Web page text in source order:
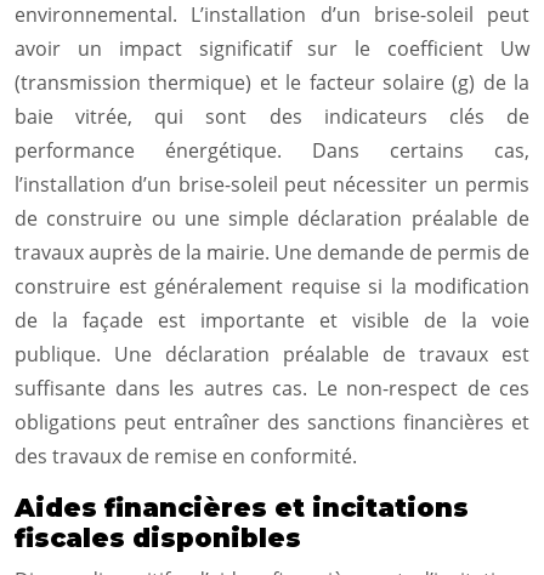
environnemental. L’installation d’un brise-soleil peut
avoir un impact significatif sur le coefficient Uw
(transmission thermique) et le facteur solaire (g) de la
baie vitrée, qui sont des indicateurs clés de
performance énergétique. Dans certains cas,
l’installation d’un brise-soleil peut nécessiter un permis
de construire ou une simple déclaration préalable de
travaux auprès de la mairie. Une demande de permis de
construire est généralement requise si la modification
de la façade est importante et visible de la voie
publique. Une déclaration préalable de travaux est
suffisante dans les autres cas. Le non-respect de ces
obligations peut entraîner des sanctions financières et
des travaux de remise en conformité.
Aides financières et incitations
fiscales disponibles